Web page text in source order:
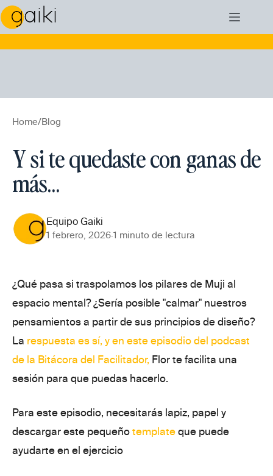
Skip
to
content
📣 Abierta la inscripción para la edición de
Septiembre ' 26
. Toda la info
Home/Blog
Y si te quedaste con ganas de
más…
Equipo Gaiki
1 febrero, 2026·1 minuto de lectura
¿Qué pasa si traspolamos los pilares de Muji al
espacio mental? ¿Sería posible "calmar" nuestros
pensamientos a partir de sus principios de diseño?
La respuesta es sí, y en este episodio del podcast
de la Bitácora del Facilitador, Flor te facilita una
sesión para que puedas hacerlo.
Para este episodio, necesitarás lapiz, papel y
descargar este pequeño template que puede
ayudarte en el ejercicio